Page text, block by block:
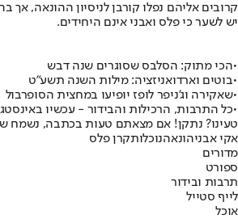
קרובים אליהם נפלו קורבן לניסיון ההונאה, אך
יש לשער כי פלס ואבני אינם היחידים.
•הכי מתוק: הסלבס שסוגרים שנה דבש
•בוטים וארדואניזציה: מילות השנה תשע"ט
•שאקירה וג'ניפר לופז יופיעו במחצית הסופרבול
•כל התרבות, הרכילות והבידור - עכשיו
טעינו? נתקן! אם מצאתם טעות בכתבה, נשמח
אקי אבניהונאהנוכלותקרן פלס
מדורים
ספורט
תרבות ובידור
לייף סטייל
אוכל